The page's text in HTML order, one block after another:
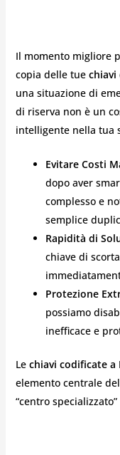
Il momento migliore
copia delle tue chiavi
una situazione di
di riserva non è un
intelligente nella tua
Evitare Costi
dopo aver
complesso e
semplice
Rapidità di
chiave di
Protezione
possiamo
inefficace e
Le chiavi codificate a
elemento centrale
“centro